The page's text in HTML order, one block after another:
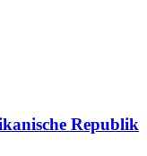
Republik